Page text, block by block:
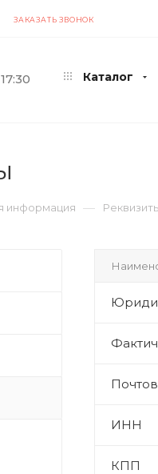
ЗАКАЗАТЬ ЗВОНОК
Каталог
информация —
ИНН
КПП